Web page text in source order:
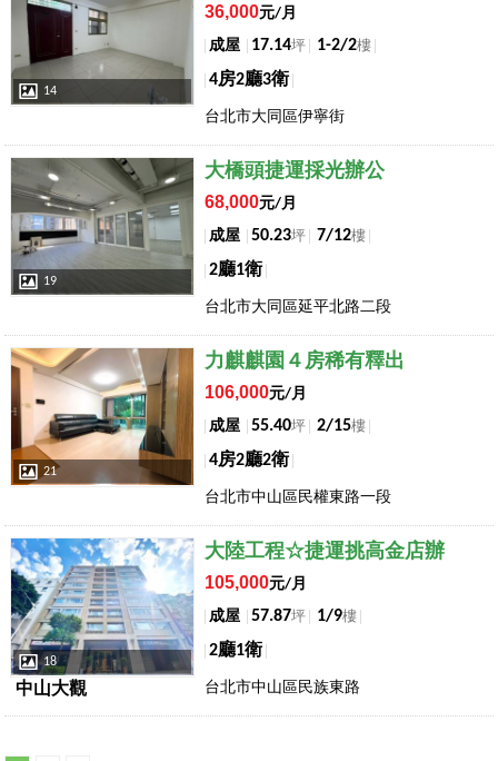
14
36,000元/月
成屋
17.14坪 1-2/2樓
4房2廳3衛
台北市大同區伊寧街
店長推薦
19
大橋頭捷運採光辦公
68,000元/月
成屋
50.23坪 7/12樓
2廳1衛
台北市大同區延平北路二段
店長推薦
21
力麒麒園４房稀有釋出
106,000元/月
成屋
55.40坪 2/15樓
4房2廳2衛
台北市中山區民權東路一段
店長推薦
18
中山大觀
大陸工程☆捷運挑高金店辦
105,000元/月
成屋
57.87坪 1/9樓
2廳1衛
台北市中山區民族東路